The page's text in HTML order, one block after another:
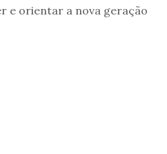
e orientar a nova geração